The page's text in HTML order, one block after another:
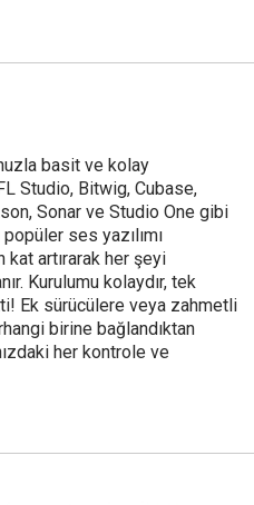
basit ve kolay
Studio, Bitwig, Cubase,
Sonar ve Studio One gibi
ses yazılımı
kat artırarak her şeyi
Kurulumu kolaydır, tek
Ek sürücülere veya zahmetli
birine bağlandıktan
her kontrole ve